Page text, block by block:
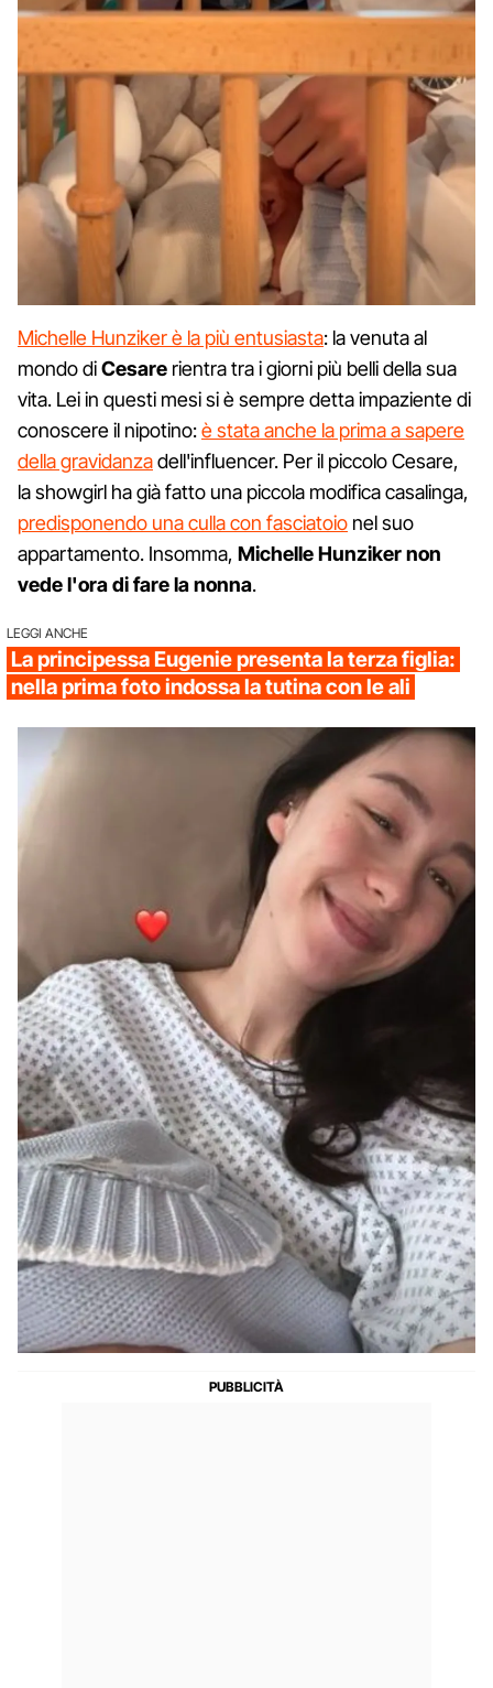
Michelle Hunziker è la più entusiasta: la venuta al
mondo diCesare rientra tra i giorni più belli della sua
vita. Lei in questi mesi si è sempre detta impaziente di
conoscere il nipotino:è stata anche la prima a sapere
della gravidanzadell'influencer. Per il piccolo Cesare,
la showgirl ha già fatto una piccola modifica casalinga,
predisponendo una culla con fasciatoio nel suo
appartamento. Insomma, Michelle Hunziker non
vede l'ora di fare la nonna.
LEGGI ANCHE
La principessa Eugenie presenta la terza figlia:
nella prima foto indossa la tutina con le ali